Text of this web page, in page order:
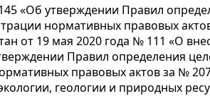
«Об утверждении Правил
нормативных правовых
от 19 мая 2020 года № 111 «О
Правил определения
правовых актов за №
геологии и природных